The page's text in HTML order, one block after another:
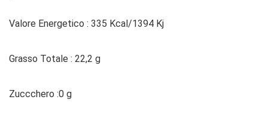
Valore Energetico : 335 Kcal/1394 Kj
Grasso Totale : 22,2 g
Zuccchero :0 g